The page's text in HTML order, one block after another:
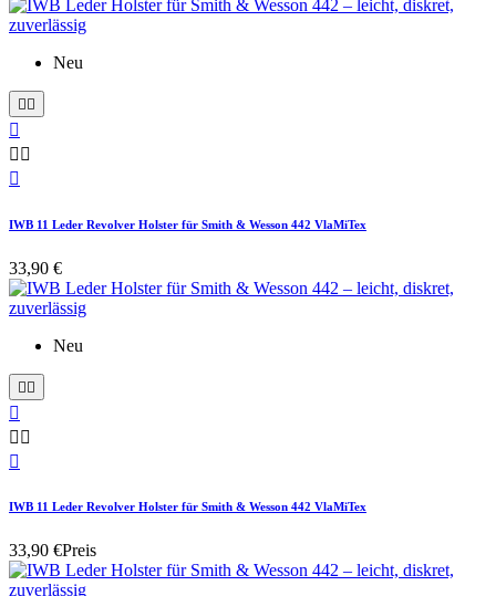
Neu


 

IWB 11 Leder Revolver Holster für Smith & Wesson 442 VlaMiTex
33,90 €
Neu


 

IWB 11 Leder Revolver Holster für Smith & Wesson 442 VlaMiTex
33,90 €Preis